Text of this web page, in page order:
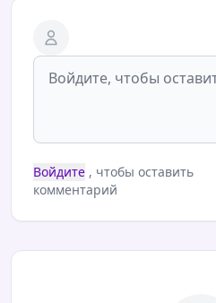
Войдите , чтобы оставить
комментарий